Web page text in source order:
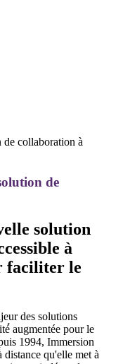
de
solution
à
faciliter le
des solutions
augmentée pour le
1994, Immersion
qu'elle met à